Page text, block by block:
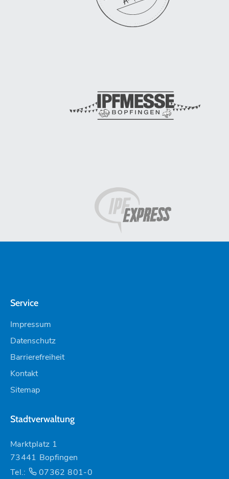
Service
Impressum
Datenschutz
Barrierefreiheit
Kontakt
Sitemap
Stadtverwaltung
Marktplatz 1
73441 Bopfingen
Tel.:
07362 801-0